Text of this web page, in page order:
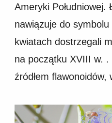
Ameryki Południowej.
nawiązuje do
kwiatach dostrzegali
na początku XVIII w.
źródłem flawonoidów,